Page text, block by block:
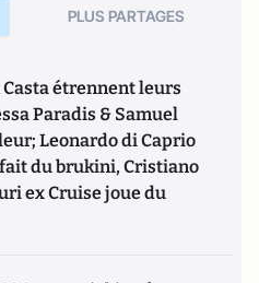
PLUS PARTAGES
étrennent leurs
Paradis & Samuel
Leonardo di Caprio
du brukini, Cristiano
ex Cruise joue du